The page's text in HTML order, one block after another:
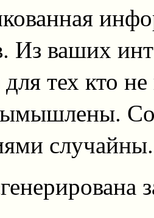
Из ваших
тех кто
случайны.